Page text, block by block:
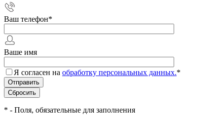
Ваш телефон*
Ваше имя
Я согласен на обработку персональных данных.*
* - Поля, обязательные для заполнения